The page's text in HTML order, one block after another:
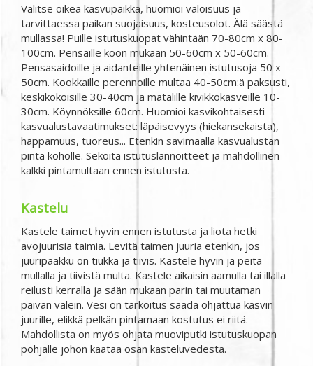
Valitse oikea kasvupaikka, huomioi valoisuus ja
tarvittaessa paikan suojaisuus, kosteusolot. Älä säästä
mullassa! Puille istutuskuopat vähintään 70-80cm x 80-
100cm. Pensaille koon mukaan 50-60cm x 50-60cm.
Pensasaidoille ja aidanteille yhtenäinen istutusoja 50 x
50cm. Kookkaille perennoille multaa 40-50cm:ä paksusti,
keskikokoisille 30-40cm ja matalille kivikkokasveille 10-
30cm. Köynnöksille 60cm. Huomioi kasvikohtaisesti
kasvualustavaatimukset: läpäisevyys (hiekansekaista),
happamuus, tuoreus... Etenkin savimaalla kasvualustan
pinta koholle. Sekoita istutuslannoitteet ja mahdollinen
kalkki pintamultaan ennen istutusta.
Kastelu
Kastele taimet hyvin ennen istutusta ja liota hetki
avojuurisia taimia. Levitä taimen juuria etenkin, jos
juuripaakku on tiukka ja tiivis. Kastele hyvin ja peitä
mullalla ja tiivistä multa. Kastele aikaisin aamulla tai illalla
reilusti kerralla ja sään mukaan parin tai muutaman
päivän välein. Vesi on tarkoitus saada ohjattua kasvin
juurille, elikkä pelkän pintamaan kostutus ei riitä.
Mahdollista on myös ohjata muoviputki istutuskuopan
pohjalle johon kaataa osan kasteluvedestä.